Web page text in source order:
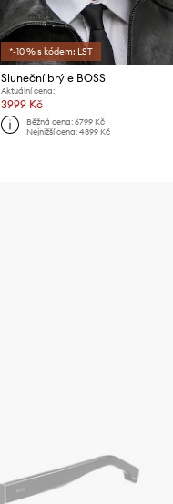
*-10 % s kódem: LST
Sluneční brýle BOSS
Aktuální cena:
3999 Kč
Běžná cena: 6799 Kč
Nejnižší cena: 4399 Kč